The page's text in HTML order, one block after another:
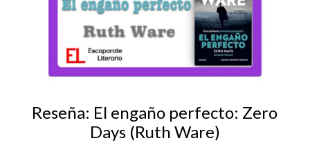
Reseña: El engaño perfecto: Zero
Days (Ruth Ware)